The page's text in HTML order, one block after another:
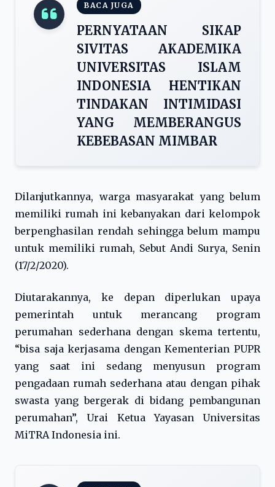
BACA JUGA
PERNYATAAN SIKAP
SIVITAS AKADEMIKA
UNIVERSITAS ISLAM
INDONESIA HENTIKAN
TINDAKAN INTIMIDASI
YANG MEMBERANGUS
KEBEBASAN MIMBAR
Dilanjutkannya, warga masyarakat yang belum
memiliki rumah ini kebanyakan dari kelompok
berpenghasilan rendah sehingga belum mampu
untuk memiliki rumah, Sebut Andi Surya, Senin
(17/2/2020).
Diutarakannya, ke depan diperlukan upaya
pemerintah untuk merancang program
perumahan sederhana dengan skema tertentu,
“bisa saja kerjasama dengan Kementerian PUPR
yang saat ini sedang menyusun program
pengadaan rumah sederhana atau dengan pihak
swasta yang bergerak di bidang pembangunan
perumahan”, Urai Ketua Yayasan Universitas
MiTRA Indonesia ini.